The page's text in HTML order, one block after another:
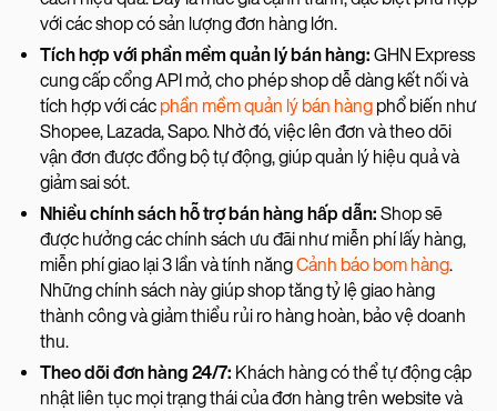
với các shop có sản lượng đơn hàng lớn.
Tích hợp với phần mềm quản lý bán hàng: GHN Express
cung cấp cổng API mở, cho phép shop dễ dàng kết nối và
tích hợp với các phần mềm quản lý bán hàng phổ biến như
Shopee, Lazada, Sapo. Nhờ đó, việc lên đơn và theo dõi
vận đơn được đồng bộ tự động, giúp quản lý hiệu quả và
giảm sai sót.
Nhiều chính sách hỗ trợ bán hàng hấp dẫn: Shop sẽ
được hưởng các chính sách ưu đãi như miễn phí lấy hàng,
miễn phí giao lại 3 lần và tính năngCảnh báo bom hàng.
Những chính sách này giúp shop tăng tỷ lệ giao hàng
thành công và giảm thiểu rủi ro hàng hoàn, bảo vệ doanh
thu.
Theo dõi đơn hàng 24/7: Khách hàng có thể tự động cập
nhật liên tục mọi trạng thái của đơn hàng trên website và